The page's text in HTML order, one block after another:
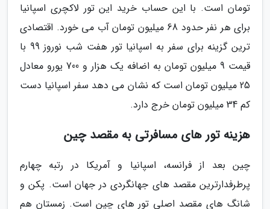
تومان است. با این حساب خرید این تور لاکچری اسپانیا
برای هر نفر حدود 68 میلیون تومان آب می خورد. اقتصادی
ترین گزینه برای سفر به اسپانیا تور هفت شب نوروز 99 با
قیمت 9 میلیون تومان به اضافه یک هزار و 700 یورو معادل
25 میلیون تومان است که نشان می دهد سفر اسپانیا دست
کم 34 میلیون تومان خرج دارد.
هزینه تور های مسافرتی به مقصد چین
چین بعد از فرانسه، اسپانیا و آمریکا در رتبه چهارم
پرطرفدارترین مقصد های جهانگردی در جهان است. پکن و
شانگ های مقصد اصلی تور های چین است. زمستان هم